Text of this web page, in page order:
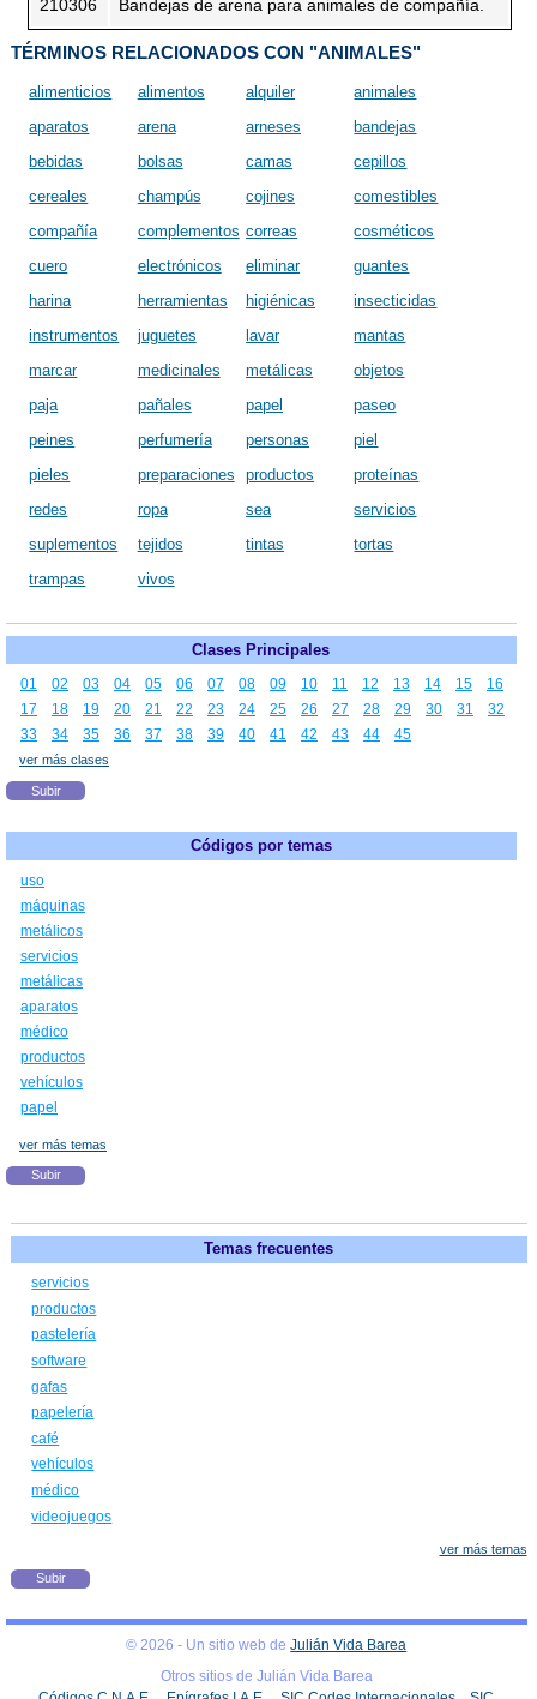
210306 Bandejas de arena para animales de compañía.
TÉRMINOS RELACIONADOS CON "ANIMALES"
alimenticios alimentos alquiler
animales
aparatos
arena arneses
bandejas
bebidas
bolsas camas
cepillos
cereales
champús cojines
comestibles
compañía
complementos correas
cosméticos
cuero
electrónicos eliminar
guantes
harina
herramientas higiénicas
insecticidas
instrumentos
juguetes lavar
mantas
marcar
medicinales metálicas
objetos
paja
pañales papel
paseo
peines
perfumería personas
piel
pieles
preparaciones productos
proteínas
redes
ropa sea
servicios
suplementos
tejidos tintas
tortas
trampas
vivos
Clases Principales
01 02 03 04 05 06 07 08 09 10 11 12 13 14 15
16
17
18 19 20 21 22 23 24 25 26 27 28 29 30 31
32
33
34 35 36 37 38 39 40 41 42 43 44 45
ver más clases
Subir
Códigos por temas
uso
máquinas
metálicos
servicios
metálicas
aparatos
médico
productos
vehículos
papel
ver más temas
Subir
Temas frecuentes
servicios
productos
pastelería
software
gafas
papelería
café
vehículos
médico
videojuegos
ver más temas
Subir
© 2026 - Un sitio web deJulián Vida Barea
Otros sitios de Julián Vida Barea